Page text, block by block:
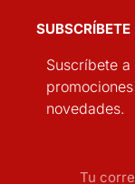
SUBSCRÍBETE
Suscríbete
novedades.